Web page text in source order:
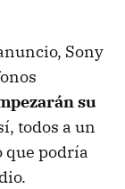
Sony
su
todos a un
que podría